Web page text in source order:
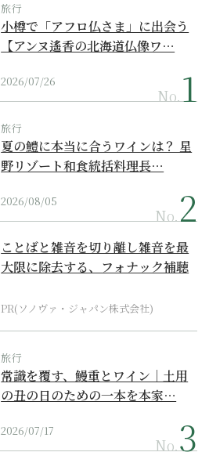
旅行
小樽で「アフロ仏さま」に出会う
【アンヌ遙香の北海道仏像ワ…
2026/07/26
No.
旅行
夏の鱧に本当に合うワインは？ 星
野リゾート和食統括料理長…
2026/08/05
No.
ことばと雑音を切り離し雑音を最
大限に除去する、フォナック補聴
PR(ソノヴァ・ジャパン株式会社)
旅行
常識を覆す、鰻重とワイン｜土用
の丑の日のための一本を本家…
2026/07/17
No.